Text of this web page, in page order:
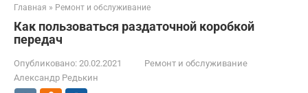
Главная » Ремонт и обслуживание
Как пользоваться раздаточной коробкой
передач
Опубликовано: 20.02.2021
Ремонт и обслуживание
Александр Редькин